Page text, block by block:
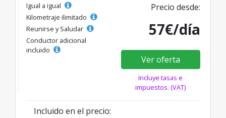
Igual a igual
Kilometraje ilimitado
Reunirse y Saludar
Conductor adicional
incluido
Precio desde:
57€/día
Ver oferta
Incluye tasas e
impuestos. (VAT)
Incluido en el precio: